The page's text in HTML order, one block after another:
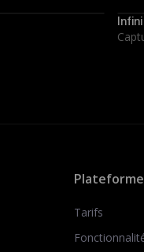
Plateforme
Tarifs